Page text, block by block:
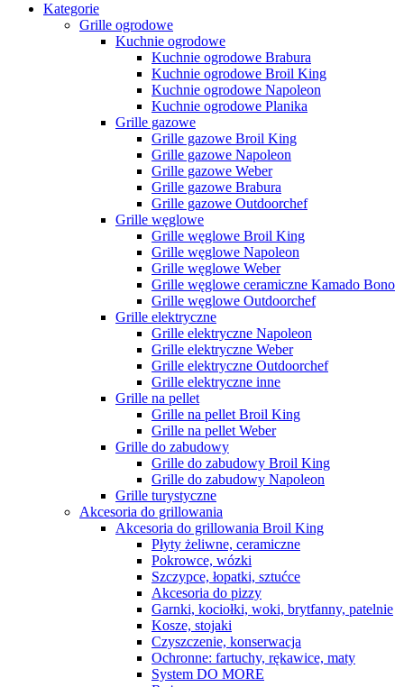
Kategorie
Grille ogrodowe
Kuchnie ogrodowe
Kuchnie ogrodowe Brabura
Kuchnie ogrodowe Broil King
Kuchnie ogrodowe Napoleon
Kuchnie ogrodowe Planika
Grille gazowe
Grille gazowe Broil King
Grille gazowe Napoleon
Grille gazowe Weber
Grille gazowe Brabura
Grille gazowe Outdoorchef
Grille węglowe
Grille węglowe Broil King
Grille węglowe Napoleon
Grille węglowe Weber
Grille węglowe ceramiczne Kamado Bono
Grille węglowe Outdoorchef
Grille elektryczne
Grille elektryczne Napoleon
Grille elektryczne Weber
Grille elektryczne Outdoorchef
Grille elektryczne inne
Grille na pellet
Grille na pellet Broil King
Grille na pellet Weber
Grille do zabudowy
Grille do zabudowy Broil King
Grille do zabudowy Napoleon
Grille turystyczne
Akcesoria do grillowania
Akcesoria do grillowania Broil King
Płyty żeliwne, ceramiczne
Pokrowce, wózki
Szczypce, łopatki, sztućce
Akcesoria do pizzy
Garnki, kociołki, woki, brytfanny, patelnie
Kosze, stojaki
Czyszczenie, konserwacja
Ochronne: fartuchy, rękawice, maty
System DO MORE